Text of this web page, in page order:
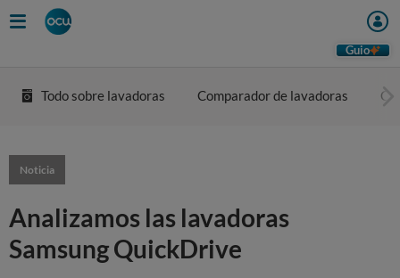
Guio
Todo sobre lavadoras Comparador de lavadoras
Noticia
Analizamos las lavadoras
Samsung QuickDrive